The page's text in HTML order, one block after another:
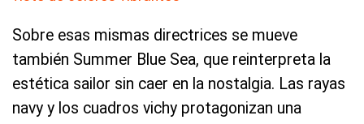
Sobre esas mismas directrices se mueve
también Summer Blue Sea, que reinterpreta la
estética sailor sin caer en la nostalgia. Las rayas
navy y los cuadros vichy protagonizan una